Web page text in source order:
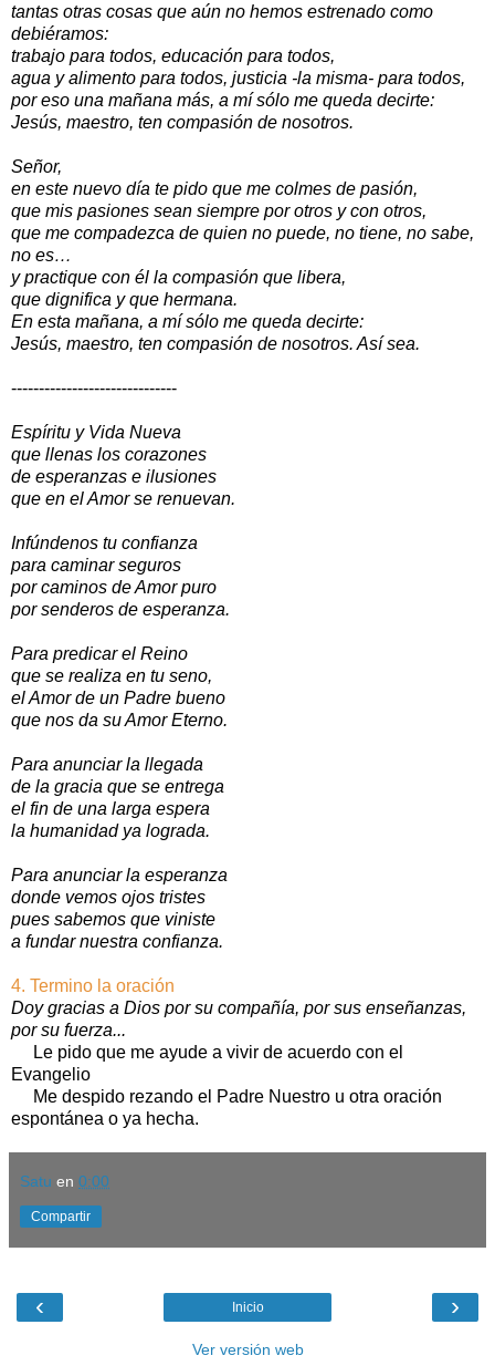
tantas otras cosas que aún no hemos estrenado como
debiéramos:
trabajo para todos, educación para todos,
agua y alimento para todos, justicia -la misma- para todos,
por eso una mañana más, a mí sólo me queda decirte:
Jesús, maestro, ten compasión de nosotros.
Señor,
en este nuevo día te pido que me colmes de pasión,
que mis pasiones sean siempre por otros y con otros,
que me compadezca de quien no puede, no tiene, no sabe,
no es…
y practique con él la compasión que libera,
que dignifica y que hermana.
En esta mañana, a mí sólo me queda decirte:
Jesús, maestro, ten compasión de nosotros. Así sea.
------------------------------
Espíritu y Vida Nueva
que llenas los corazones
de esperanzas e ilusiones
que en el Amor se renuevan.
Infúndenos tu confianza
para caminar seguros
por caminos de Amor puro
por senderos de esperanza.
Para predicar el Reino
que se realiza en tu seno,
el Amor de un Padre bueno
que nos da su Amor Eterno.
Para anunciar la llegada
de la gracia que se entrega
el fin de una larga espera
la humanidad ya lograda.
Para anunciar la esperanza
donde vemos ojos tristes
pues sabemos que viniste
a fundar nuestra confianza.
4. Termino la oración
Doy gracias a Dios por su compañía, por sus enseñanzas,
por su fuerza...
Le pido que me ayude a vivir de acuerdo con el
Evangelio
Me despido rezando el Padre Nuestro u otra oración
espontánea o ya hecha.
Satu en 0:00
Compartir
‹ ›
Inicio
Ver versión web